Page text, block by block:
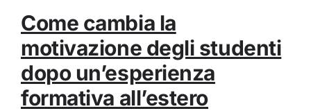
Come cambia la
motivazione degli studenti
dopo un’esperienza
formativa all’estero